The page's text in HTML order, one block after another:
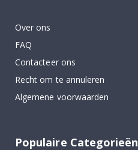
Over ons
FAQ
Contacteer ons
Recht om te annuleren
Algemene voorwaarden
Populaire Categorieën